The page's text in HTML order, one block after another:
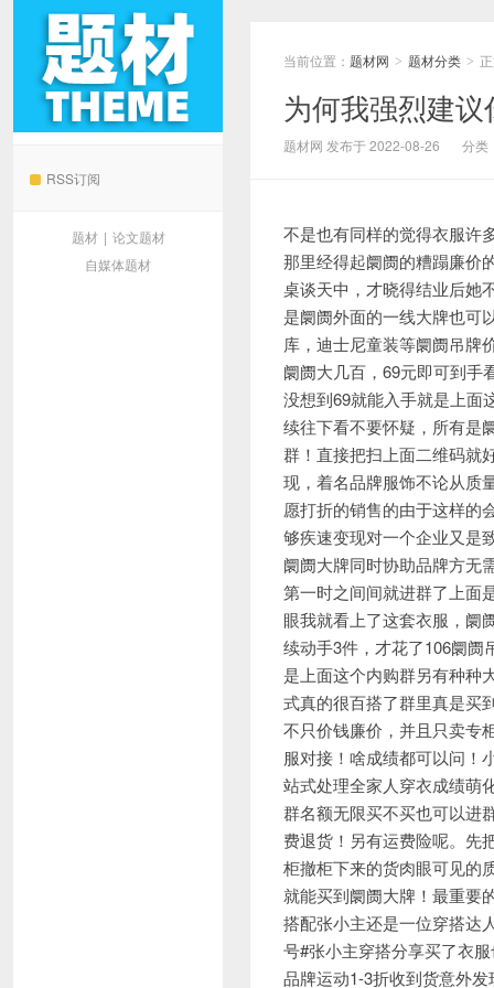
RSS订阅
题材 | 论文题材
自媒体题材
当前位置： 题材网 > 题材分类 >
为何我强烈建
题材网 发布于 2022-08-26 分类
不是也有同样的觉得衣服
那里经得起阛阓的糟蹋廉价
桌谈天中，才晓得结业后她
是阛阓外面的一线大牌也可
库，迪士尼童装等阛阓吊牌
阛阓大几百，69元即可到手
没想到69就能入手就是上面
续往下看不要怀疑，所有是
群！直接把扫上面二维码就
现，着名品牌服饰不论从质
愿打折的销售的由于这样的
够疾速变现对一个企业又是
阛阓大牌同时协助品牌方无
第一时之间间就进群了上面
眼我就看上了这套衣服，阛
续动手3件，才花了106阛阓
是上面这个内购群另有种种
式真的很百搭了群里真是买
不只价钱廉价，并且只卖专
服对接！啥成绩都可以问！
站式处理全家人穿衣成绩萌
群名额无限买不买也可以进
费退货！另有运费险呢。先
柜撤柜下来的货肉眼可见的
就能买到阛阓大牌！最重要
搭配张小主还是一位穿搭达
号#张小主穿搭分享买了衣
品牌运动1-3折收到货意外